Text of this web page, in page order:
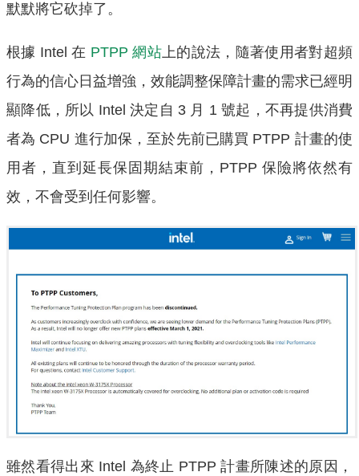
默默將它砍掉了。
根據 Intel 在 PTPP 網站 上的說法，隨著使用者對超頻
行為的信心日益增強，效能調整保障計畫的需求已經明
顯降低，所以 Intel 決定自 3 月 1 號起，不再提供消費
者為 CPU 進行加保，至於先前已購買 PTPP 計畫的使
用者，直到延長保固期結束前，PTPP 保險將依然有
效，不會受到任何影響。
雖然看得出來 Intel 為終止 PTPP 計畫所陳述的原因，